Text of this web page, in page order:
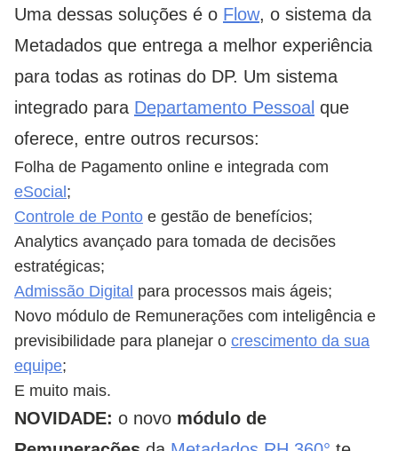
Uma dessas soluções é o Flow, o sistema da
Metadados que entrega a melhor experiência
para todas as rotinas do DP. Um sistema
integrado para Departamento Pessoal que
oferece, entre outros recursos:
Folha de Pagamento online e integrada com
eSocial ;
Controle de Ponto e gestão de benefícios;
Analytics avançado para tomada de decisões
estratégicas;
Admissão Digital para processos mais ágeis;
Novo módulo de Remunerações com inteligência e
previsibilidade para planejar o crescimento da sua
equipe;
E muito mais.
NOVIDADE: o novo módulo de